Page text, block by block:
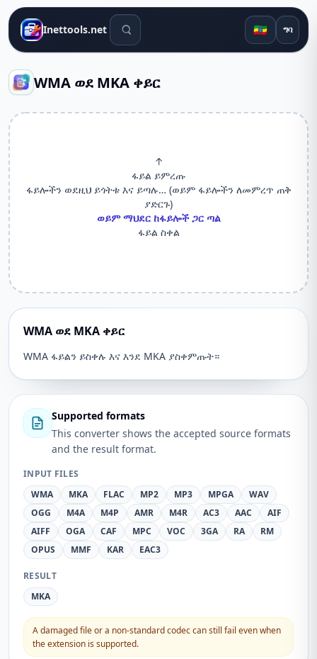
Inettools.net የፍለጋ መሳሪያዎች 🇪🇹 ግባ
WMA ወደ MKA ቀይር
↑
ፋይል ይምረጡ
ፋይሎችን ወደዚህ ይጎትቱ እና ይጣሉ… (ወይም ፋይሎችን ለመምረጥ ጠቅ
ያድርጉ)
ወይም ማህደር ከፋይሎች ጋር ጣል
ፋይል ስቀል
WMA ወደ MKA ቀይር
WMA ፋይልን ይስቀሉ እና እንደ MKA ያስቀምጡት።
Supported formats
This converter shows the accepted source formats
and the result format.
INPUT FILES
WMA
MKA FLAC MP2 MP3 MPGA
WAV
OGG
M4A M4P AMR M4R AC3 AAC
AIF
AIFF
OGA CAF MPC VOC 3GA RA
RM
OPUS
MMF KAR EAC3
RESULT
MKA
A damaged file or a non-standard codec can still fail even when
the extension is supported.